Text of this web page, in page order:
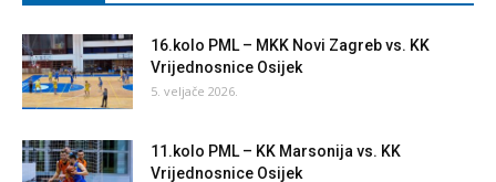
16.kolo PML – MKK Novi Zagreb vs. KK
Vrijednosnice Osijek
5. veljače 2026.
11.kolo PML – KK Marsonija vs. KK
Vrijednosnice Osijek